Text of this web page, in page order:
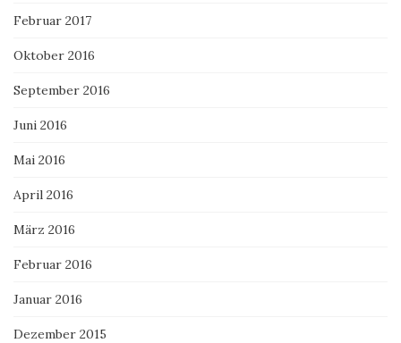
Februar 2017
Oktober 2016
September 2016
Juni 2016
Mai 2016
April 2016
März 2016
Februar 2016
Januar 2016
Dezember 2015